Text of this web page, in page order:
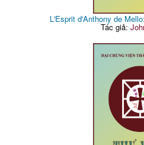
L'Esprit d'Anthony de
Tác giả: